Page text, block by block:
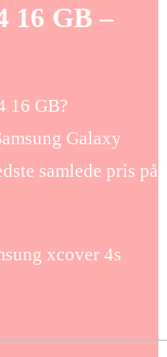
16 GB –
16 GB?
Galaxy
samlede pris på
xcover 4s